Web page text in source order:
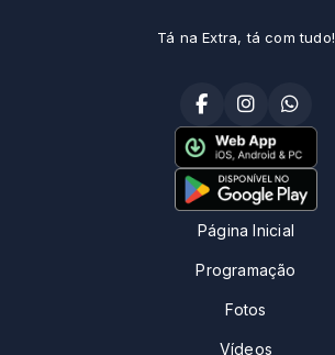
Tá na Extra, tá com tudo!
Página Inicial
Programação
Fotos
Vídeos